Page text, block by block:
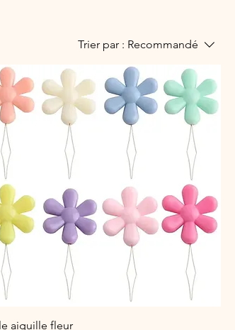
Trier par : Recommandé
aiguille fleur